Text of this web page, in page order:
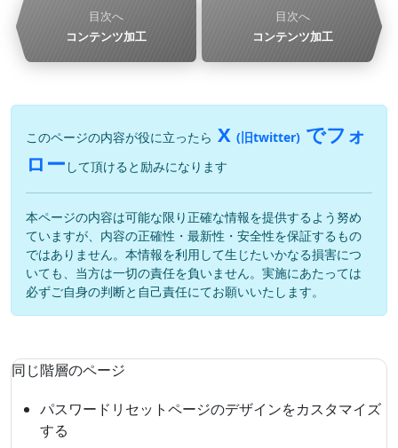
目次へ
コンテンツ加工
目次へ
コンテンツ加工
このページの内容が役に立ったら X (旧twitter) でフォ
ロー して頂けると励みになります
本ページの内容は可能な限り正確な情報を提供するよう努め
ていますが、内容の正確性・最新性・安全性を保証するもの
ではありません。本情報を利用して生じたいかなる損害につ
いても、当方は一切の責任を負いません。実施にあたっては
必ずご自身の判断と自己責任にてお願いいたします。
同じ階層のページ
パスワードリセットページのデザインをカスタマイズ
する